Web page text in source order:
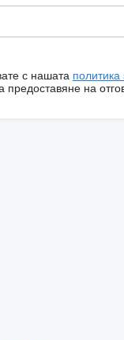
с нашата
на